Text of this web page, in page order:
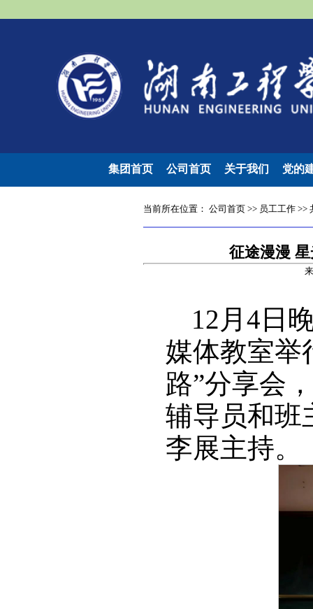
集团首页 公司首页 关于我们 党的
当前所在位置： 公司首页>> 员工工作>>
征途漫漫
12月4日
媒体教室举
路”分享会
辅导员和班
李展主持。